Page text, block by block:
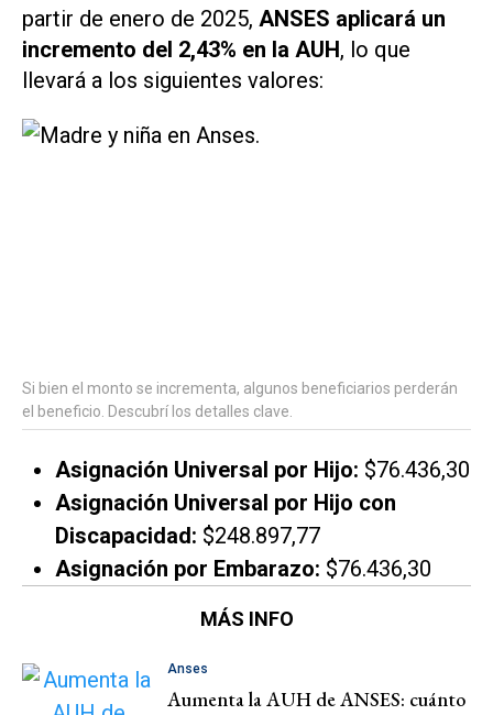
partir de enero de 2025, ANSES aplicará un
incremento del 2,43% en la AUH, lo que
llevará a los siguientes valores:
Si bien el monto se incrementa, algunos beneficiarios perderán
el beneficio. Descubrí los detalles clave.
Asignación Universal por Hijo: $76.436,30
Asignación Universal por Hijo con
Discapacidad: $248.897,77
Asignación por Embarazo: $76.436,30
MÁS INFO
Anses
Aumenta la AUH de ANSES: cuánto